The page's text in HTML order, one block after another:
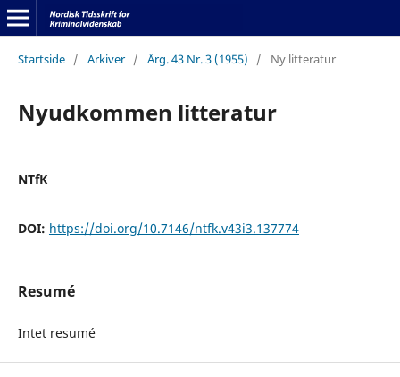
Startside / Arkiver / Årg. 43 Nr. 3 (1955) / Ny litteratur
Nyudkommen litteratur
NTfK
DOI: https://doi.org/10.7146/ntfk.v43i3.137774
Resumé
Intet resumé